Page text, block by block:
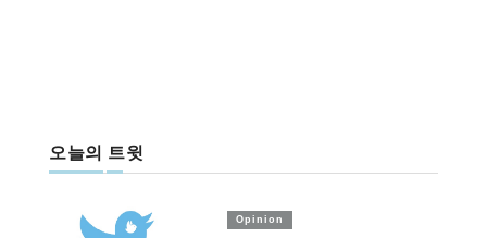
오늘의 트윗
Opinion